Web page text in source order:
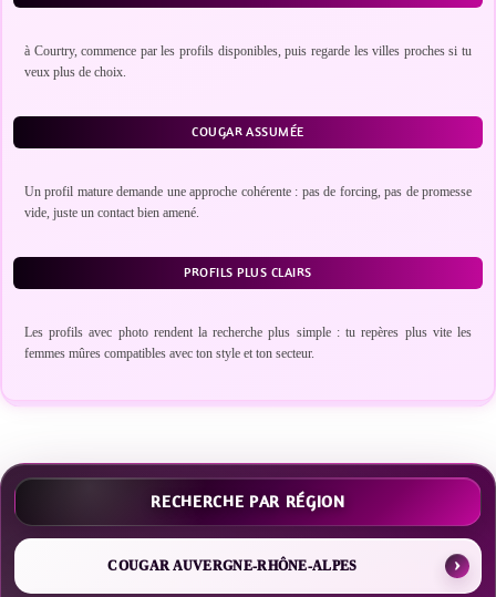
à Courtry, commence par les profils disponibles, puis regarde les villes proches si tu
veux plus de choix.
COUGAR ASSUMÉE
Un profil mature demande une approche cohérente : pas de forcing, pas de promesse
vide, juste un contact bien amené.
PROFILS PLUS CLAIRS
Les profils avec photo rendent la recherche plus simple : tu repères plus vite les
femmes mûres compatibles avec ton style et ton secteur.
RECHERCHE PAR RÉGION
COUGAR AUVERGNE-RHÔNE-ALPES